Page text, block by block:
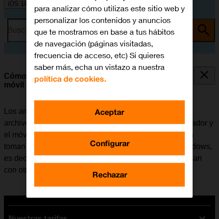
iOS 14.1
Busca por problema o tema
Cómo transferir archivos entre el ordenador y el
móvil
Los archivos como, por ejemplo, las fotografías o los
archivos de música se pueden transferir entre el ordenador y
el móvil. Tener en cuenta que los pasos a continuación
toman como punto de partida el sistema operativo Windows,
es decir, que estas instrucciones puede que no coincidan
con otros sistemas operativos.
para analizar cómo utilizas este sitio web y
personalizar los contenidos y anuncios
que te mostramos en base a tus hábitos
de navegación (páginas visitadas,
frecuencia de acceso, etc) Si quieres
saber más, echa un vistazo a nuestra
política de cookies.
Configurar
Rechazar
Aceptar